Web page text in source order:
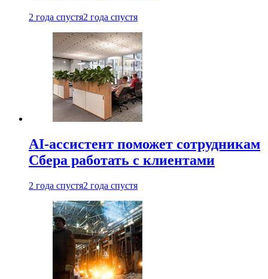
2 года спустя2 года спустя
AI-ассистент поможет сотрудникам
Сбера работать с клиентами
2 года спустя2 года спустя